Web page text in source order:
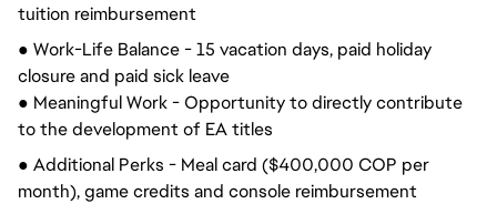
tuition reimbursement
● Work-Life Balance - 15 vacation days, paid holiday
closure and paid sick leave
● Meaningful Work - Opportunity to directly contribute
to the development of EA titles
● Additional Perks - Meal card ($400,000 COP per
month), game credits and console reimbursement